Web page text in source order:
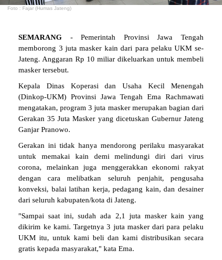
Foto : Fajar (Humas Jateng)
SEMARANG - Pemerintah Provinsi Jawa Tengah
memborong 3 juta masker kain dari para pelaku UKM se-
Jateng. Anggaran Rp 10 miliar dikeluarkan untuk membeli
masker tersebut.
Kepala Dinas Koperasi dan Usaha Kecil Menengah
(Dinkop-UKM) Provinsi Jawa Tengah Ema Rachmawati
mengatakan, program 3 juta masker merupakan bagian dari
Gerakan 35 Juta Masker yang dicetuskan Gubernur Jateng
Ganjar Pranowo.
Gerakan ini tidak hanya mendorong perilaku masyarakat
untuk memakai kain demi melindungi diri dari virus
corona, melainkan juga menggerakkan ekonomi rakyat
dengan cara melibatkan seluruh penjahit, pengusaha
konveksi, balai latihan kerja, pedagang kain, dan desainer
dari seluruh kabupaten/kota di Jateng.
"Sampai saat ini, sudah ada 2,1 juta masker kain yang
dikirim ke kami. Targetnya 3 juta masker dari para pelaku
UKM itu, untuk kami beli dan kami distribusikan secara
gratis kepada masyarakat," kata Ema.